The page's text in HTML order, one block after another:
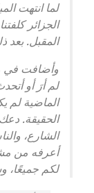
الجزائر
المقبل. بعد
وأضافت في
لم أرَ أو
الماضية لم
الحقيقة.
الشارع،
أعرفه من
لكم جميعًا،